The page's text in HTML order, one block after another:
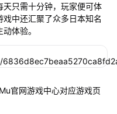
只需十分钟，玩家便可体
中还汇聚了众多日本知名
体验。
官网游戏中心对应游戏页